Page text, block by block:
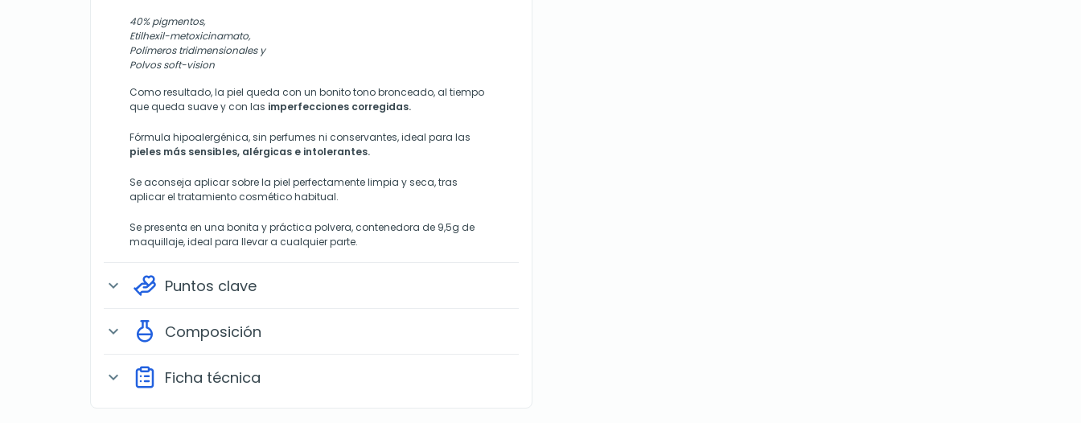
40% pigmentos,
Etilhexil-metoxicinamato,
Polímeros tridimensionales y
Polvos soft-vision
Como resultado, la piel queda con un bonito tono bronceado, al tiempo
que queda suave y con las imperfecciones corregidas.
Fórmula hipoalergénica, sin perfumes ni conservantes, ideal para las
pieles más sensibles, alérgicas e intolerantes.
Se aconseja aplicar sobre la piel perfectamente limpia y seca, tras
aplicar el tratamiento cosmético habitual.
Se presenta en una bonita y práctica polvera, contenedora de 9,5g de
maquillaje, ideal para llevar a cualquier parte.
expand_more Puntos clave
expand_more Composición
expand_more Ficha técnica